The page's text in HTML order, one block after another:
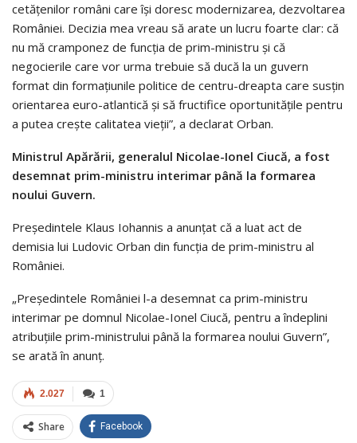
cetăţenilor români care îşi doresc modernizarea, dezvoltarea
României. Decizia mea vreau să arate un lucru foarte clar: că
nu mă cramponez de funcţia de prim-ministru și că
negocierile care vor urma trebuie să ducă la un guvern
format din formațiunile politice de centru-dreapta care susţin
orientarea euro-atlantică și să fructifice oportunitățile pentru
a putea crește calitatea vieţii”, a declarat Orban.
Ministrul Apărării, generalul Nicolae-Ionel Ciucă, a fost
desemnat prim-ministru interimar până la formarea
noului Guvern.
Președintele Klaus Iohannis a anunțat că a luat act de
demisia lui Ludovic Orban din funcția de prim-ministru al
României.
„Președintele României l-a desemnat ca prim-ministru
interimar pe domnul Nicolae-Ionel Ciucă, pentru a îndeplini
atribuțiile prim-ministrului până la formarea noului Guvern”,
se arată în anunț.
1
2.027
Share Facebook